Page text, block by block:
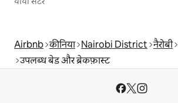
Airbnb कीनिया Nairobi District नैरोबी
उपलब्ध बेड और ब्रेकफ़ास्ट